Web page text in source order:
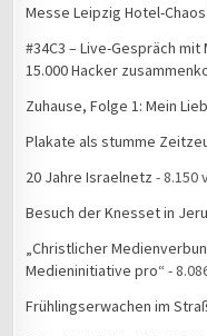
Messe Leipzig Hotel-
#34C3 – Live-Gespräch
15.000 Hacker
Zuhause, Folge 1: Mein
Plakate als stumme
20 Jahre Israelnetz - 8.150
Besuch der Knesset in
„Christlicher
Medieninitiative pro“ -
Frühlingserwachen im